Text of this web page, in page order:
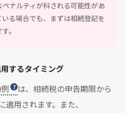
ナルティが科される可能性があ
る場合でも、まずは相続登記を
。
するタイミング
は、相続税の申告期限から
用されます。また、